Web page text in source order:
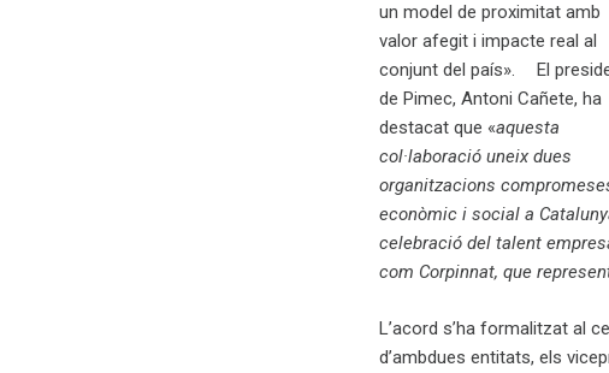
un model de proximitat amb
valor afegit i impacte real al
conjunt del país». El
de Pimec, Antoni Cañete, ha
destacat que «aquesta
col·laboració uneix dues
organitzacions
econòmic i social a
celebració del talent
com Corpinnat, que
L’acord s’ha formalitzat al
d’ambdues entitats, els